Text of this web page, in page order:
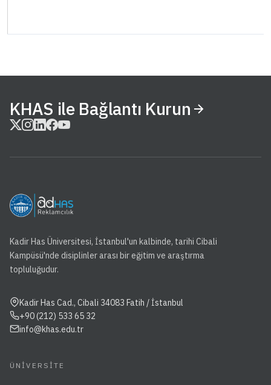
KHAS ile Bağlantı Kurun
Kadir Has Üniversitesi, İstanbul'un kalbinde, tarihi Cibali
Kampüsü'nde disiplinler arası bir eğitim ve araştırma
topluluğudur.
Kadir Has Cad., Cibali 34083 Fatih / İstanbul
+90 (212) 533 65 32
info@khas.edu.tr
ÜNIVERSITE